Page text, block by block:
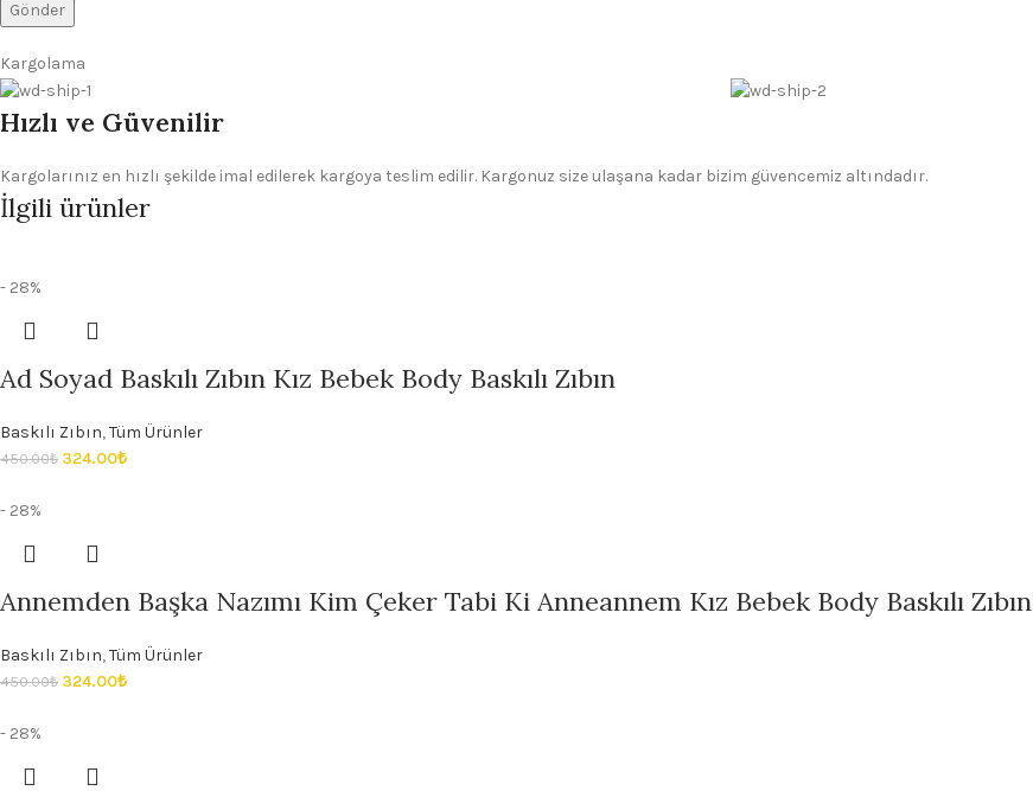
Kargolama
Hızlı ve Güvenilir
Kargolarınız en hızlı şekilde imal edilerek kargoya teslim edilir. Kargonuz size ulaşana kadar bizim güvencemiz altındadır.
İlgili ürünler
- 28%
Ad Soyad Baskılı Zıbın Kız Bebek Body Baskılı Zıbın
Baskılı Zıbın,Tüm Ürünler
450.00₺ 324.00₺
- 28%
Annemden Başka Nazımı Kim Çeker Tabi Ki Anneannem Kız Bebek Body Baskılı Zıbın
Baskılı Zıbın,Tüm Ürünler
450.00₺ 324.00₺
- 28%